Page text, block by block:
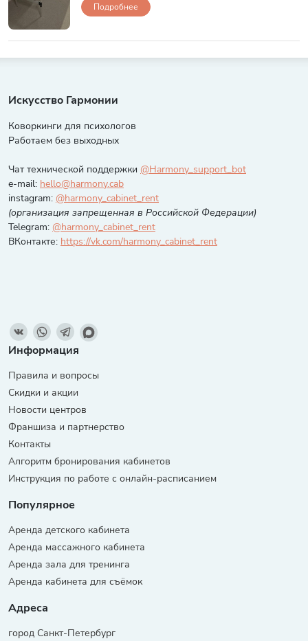
Подробнее
Искусство Гармонии
Коворкинги для психологов
Работаем без выходных
Чат технической поддержки @Harmony_support_bot
e-mail: hello@harmony.cab
instagram: @harmony_cabinet_rent
(организация запрещенная в Российской Федерации)
Telegram: @harmony_cabinet_rent
ВКонтакте: https://vk.com/harmony_cabinet_rent
Информация
Правила и вопросы
Скидки и акции
Новости центров
Франшиза и партнерство
Контакты
Алгоритм бронирования кабинетов
Инструкция по работе с онлайн-расписанием
Популярное
Аренда детского кабинета
Аренда массажного кабинета
Аренда зала для тренинга
Аренда кабинета для съёмок
Адреса
город Санкт-Петербург